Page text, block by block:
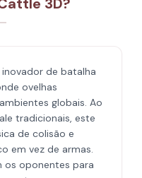
de batalha
ovelhas
globais. Ao
tradicionais, este
de colisão e
em vez de armas.
os oponentes para